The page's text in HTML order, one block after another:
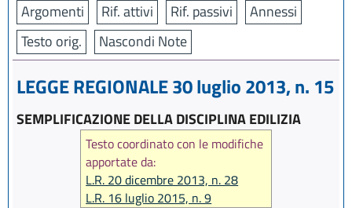
Argomenti Rif. attivi Rif. passivi
Annessi
Testo orig.
Nascondi Note
LEGGE REGIONALE 30 luglio 2013, n. 15
SEMPLIFICAZIONE DELLA DISCIPLINA EDILIZIA
Testo coordinato con le modifiche
apportate da:
L.R. 20 dicembre 2013, n. 28
L.R. 16 luglio 2015, n. 9